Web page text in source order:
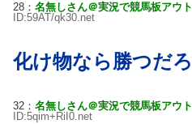
28： 名無しさん＠実況で競馬板アウト
ID:59AT/qk30.net
化け物なら勝つだろ
32： 名無しさん＠実況で競馬板アウト
ID:5qim+RiI0.net